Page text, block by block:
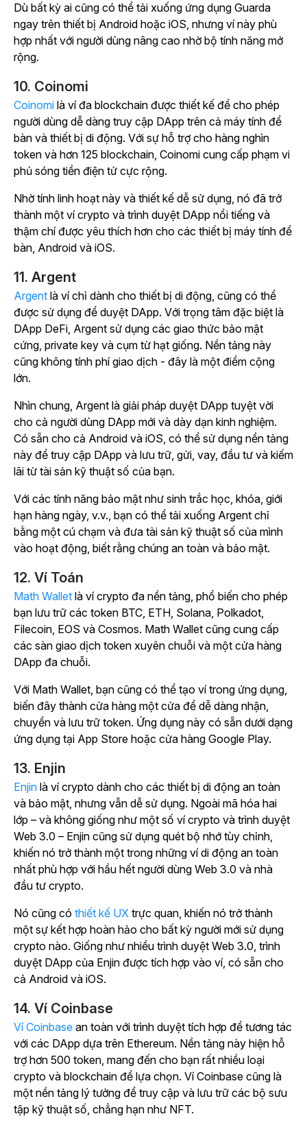
Dù bất kỳ ai cũng có thể tải xuống ứng dụng Guarda
ngay trên thiết bị Android hoặc iOS, nhưng ví này phù
hợp nhất với người dùng nâng cao nhờ bộ tính năng mở
rộng.
10. Coinomi
Coinomi là ví đa blockchain được thiết kế để cho phép
người dùng dễ dàng truy cập DApp trên cả máy tính để
bàn và thiết bị di động. Với sự hỗ trợ cho hàng nghìn
token và hơn 125 blockchain, Coinomi cung cấp phạm vi
phủ sóng tiền điện tử cực rộng.
Nhờ tính linh hoạt này và thiết kế dễ sử dụng, nó đã trở
thành một ví crypto và trình duyệt DApp nổi tiếng và
thậm chí được yêu thích hơn cho các thiết bị máy tính để
bàn, Android và iOS.
11. Argent
Argent là ví chỉ dành cho thiết bị di động, cũng có thể
được sử dụng để duyệt DApp. Với trọng tâm đặc biệt là
DApp DeFi, Argent sử dụng các giao thức bảo mật
cứng, private key và cụm từ hạt giống. Nền tảng này
cũng không tính phí giao dịch - đây là một điểm cộng
lớn.
Nhìn chung, Argent là giải pháp duyệt DApp tuyệt vời
cho cả người dùng DApp mới và dày dạn kinh nghiệm.
Có sẵn cho cả Android và iOS, có thể sử dụng nền tảng
này để truy cập DApp và lưu trữ, gửi, vay, đầu tư và kiếm
lãi từ tài sản kỹ thuật số của bạn.
Với các tính năng bảo mật như sinh trắc học, khóa, giới
hạn hàng ngày, v.v., bạn có thể tải xuống Argent chỉ
bằng một cú chạm và đưa tài sản kỹ thuật số của mình
vào hoạt động, biết rằng chúng an toàn và bảo mật.
12. Ví Toán
Math Wallet là ví crypto đa nền tảng, phổ biến cho phép
bạn lưu trữ các token BTC, ETH, Solana, Polkadot,
Filecoin, EOS và Cosmos. Math Wallet cũng cung cấp
các sàn giao dịch token xuyên chuỗi và một cửa hàng
DApp đa chuỗi.
Với Math Wallet, bạn cũng có thể tạo ví trong ứng dụng,
biến đây thành cửa hàng một cửa để dễ dàng nhận,
chuyển và lưu trữ token. Ứng dụng này có sẵn dưới dạng
ứng dụng tại App Store hoặc cửa hàng Google Play.
13. Enjin
Enjin là ví crypto dành cho các thiết bị di động an toàn
và bảo mật, nhưng vẫn dễ sử dụng. Ngoài mã hóa hai
lớp – và không giống như một số ví crypto và trình duyệt
Web 3.0 – Enjin cũng sử dụng quét bộ nhớ tùy chỉnh,
khiến nó trở thành một trong những ví di động an toàn
nhất phù hợp với hầu hết người dùng Web 3.0 và nhà
đầu tư crypto.
Nó cũng có thiết kế UX trực quan, khiến nó trở thành
một sự kết hợp hoàn hảo cho bất kỳ người mới sử dụng
crypto nào. Giống như nhiều trình duyệt Web 3.0, trình
duyệt DApp của Enjin được tích hợp vào ví, có sẵn cho
cả Android và iOS.
14. Ví Coinbase
Ví Coinbase an toàn với trình duyệt tích hợp để tương tác
với các DApp dựa trên Ethereum. Nền tảng này hiện hỗ
trợ hơn 500 token, mang đến cho bạn rất nhiều loại
crypto và blockchain để lựa chọn. Ví Coinbase cũng là
một nền tảng lý tưởng để truy cập và lưu trữ các bộ sưu
tập kỹ thuật số, chẳng hạn như NFT.